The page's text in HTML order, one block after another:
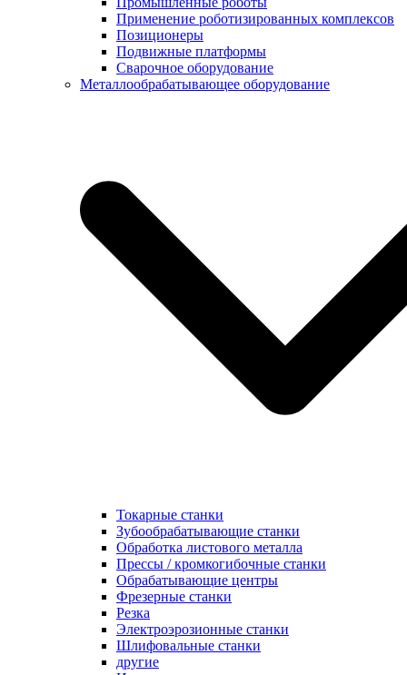
Применение роботизированных комплексов
Позиционеры
Подвижные платформы
Сварочное оборудование
Металлообрабатывающее оборудование
Токарные станки
Зубообрабатывающие станки
Обработка листового металла
Прессы / кромкогибочные станки
Обрабатывающие центры
Фрезерные станки
Резка
Электроэрозионные станки
Шлифовальные станки
другие